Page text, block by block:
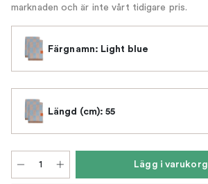
marknaden och är inte vårt tidigare pris.
Färgnamn: Light blue
Längd (cm): 55
Lägg i varukorg